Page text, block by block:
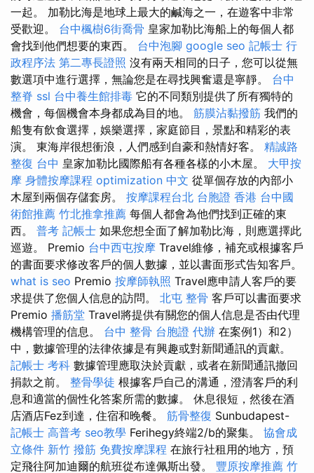
一起。 加勒比海是地球上最大的鹹海之一，在遊客中非常
受歡迎。 台中楓樹6街喬骨 皇家加勒比海船上的每個人都
會找到他們想要的東西。 台中泡腳 google seo 記帳士 行
政程序法 第二專長證照 沒有兩天相同的日子，您可以從無
數選項中進行選擇，無論您是在尋找興奮還是寧靜。 台中
整脊 ssl 台中養生館排毒 它的不同類別提供了所有獨特的
機會，每個機會本身都成為目的地。 筋膜沾黏撥筋 我們的
船隻有飲食選擇，娛樂選擇，家庭節目，景點和精彩的表
演。 東海岸很想衝浪，人們感到自豪和熱情好客。 精誠路
整復 台中 皇家加勒比國際船有各種各樣的小木屋。 大甲按
摩 身體按摩課程 optimization 中文 從單個存放的內部小
木屋到兩個存儲套房。 按摩課程台北 台胞證 香港 台中國
術館推薦 竹北推拿推薦 每個人都會為他們找到正確的東
西。 普考 記帳士 如果您想全面了解加勒比海，則應選擇此
巡遊。 Premio 台中西屯按摩 Travel維修，補充或根據客戶
的書面要求修改客戶的個人數據，並以書面形式告知客戶。
what is seo Premio 按摩師執照 Travel應申請人客戶的要
求提供了您個人信息的訪問。 北屯 整骨 客戶可以書面要求
Premio 播筋堂 Travel將提供有關您的個人信息是否由代理
機構管理的信息。 台中 整骨 台胞證 代辦 在案例1）和2）
中，數據管理的法律依據是有興趣或對新聞通訊的貢獻。
記帳士 考科 數據管理應取決於貢獻，或者在新聞通訊撤回
捐款之前。 整骨學徒 根據客戶自己的溝通，澄清客戶的利
息和適當的個性化答案所需的數據。 休息很短，然後在酒
店酒店Fez到達，住宿和晚餐。 筋骨整復 Sunbudapest-
記帳士 高普考 seo教學 Ferihegy終端2/b的聚集。 協會成
立條件 新竹 撥筋 免費按摩課程 在旅行社租用的地方，預
定飛往阿加迪爾的航班從布達佩斯出發。 豐原按摩推薦 竹